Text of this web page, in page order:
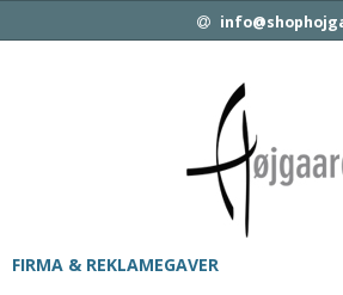
FIRMA & REKLAMEGAVER